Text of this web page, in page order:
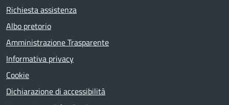
Richiesta assistenza
Albo pretorio
Amministrazione Trasparente
Informativa privacy
Cookie
Dichiarazione di accessibilità